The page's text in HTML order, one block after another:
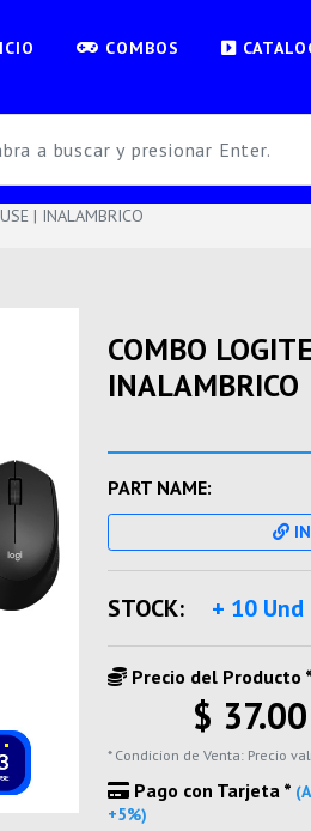
COMBOS
| INALAMBRICO
COMBO
INALAMBRICO
PART NAME:
STOCK: + 10 Und
Precio del Producto *
$ 37.00
* Condicion de Venta: Precio
Pago con Tarjeta *
+5%)